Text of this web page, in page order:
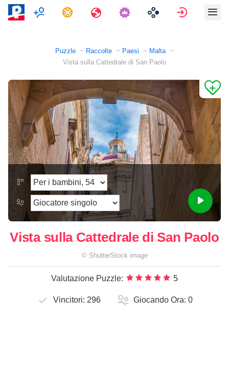
Multigiocatore
Compiti Viaggi Accedi
Puzzle Raccolte Paesi
Malta
Vista sulla Cattedrale di San Paolo
Vista sulla Cattedrale di San Paolo
© ShutterStock image
Valutazione Puzzle: 5
Vincitori: 296 Giocando Ora: 0